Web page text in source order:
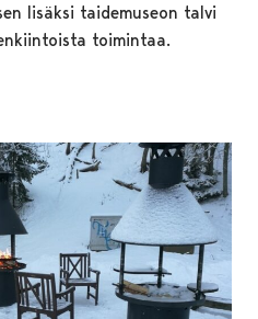
lisäksi taidemuseon talvi
toimintaa.